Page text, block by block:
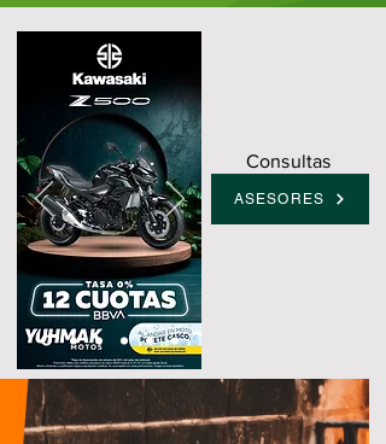
Consultas
ASESORES